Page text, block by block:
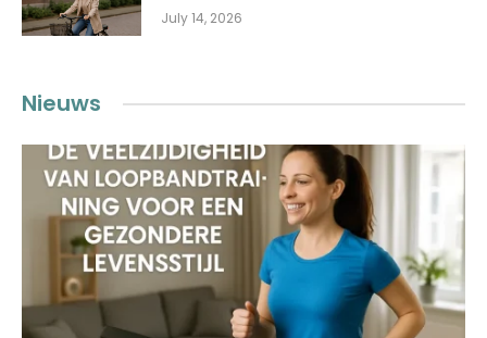
July 14, 2026
Nieuws